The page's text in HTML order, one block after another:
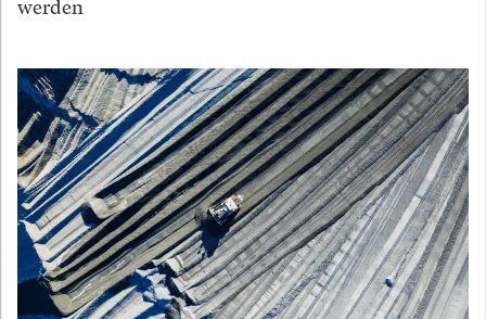
werden